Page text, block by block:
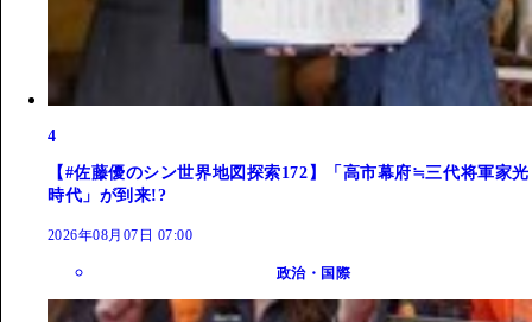
4
【#佐藤優のシン世界地図探索172】「高市幕府≒三代将軍家光
時代」が到来!?
2026年08月07日 07:00
政治・国際